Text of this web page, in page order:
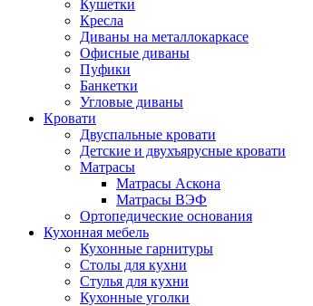
Кушетки
Кресла
Диваны на металлокаркасе
Офисные диваны
Пуфики
Банкетки
Угловые диваны
Кровати
Двуспальные кровати
Детские и двухъярусные кровати
Матрасы
Матрасы Аскона
Матрасы ВЭФ
Ортопедические основания
Кухонная мебель
Кухонные гарнитуры
Столы для кухни
Стулья для кухни
Кухонные уголки